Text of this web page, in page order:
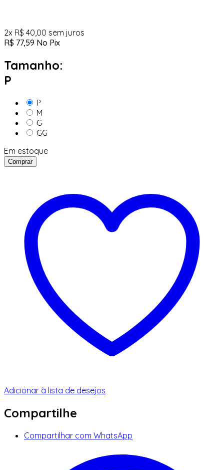
2x R$ 40,00 sem juros
R$ 77,59 No Pix
Tamanho:
P
P
M
G
GG
Em estoque
Comprar
Adicionar à lista de desejos
Compartilhe
Compartilhar com WhatsApp